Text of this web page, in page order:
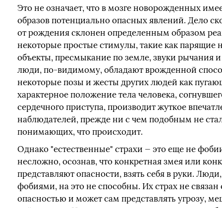
Это не означает, что в мозге новорожденных
образов потенциально опасных явлений. Дело
от рождения склонен определенным образом
некоторые простые стимулы, такие как парящие
объекты, пресмыкание по земле, звуки рычания и
люди, по-видимому, обладают врожденной
некоторые позы и жесты других людей как
характерное положение тела человека,
сердечного приступа, производит жуткое
наблюдателей, прежде ни с чем подобным не
понимающих, что происходит.
Однако "естественные" страхи — это еще не
несложно, осознав, что конкретная змея или
представляют опасности, взять себя в руки.
фобиями, на это не способны. Их страх не
опасностью и может сам представлять угрозу,